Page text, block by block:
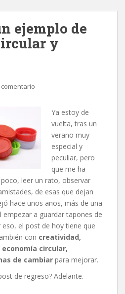
ejemplo de
y
Ya estoy de
vuelta, tras un
verano muy
especial y
peculiar, pero
que me ha
leer un rato, observar
de esas que dejan
hace unos años, más de una
a guardar tapones de
el post de hoy tiene que
con creatividad,
circular,
de cambiar para mejorar.
de regreso? Adelante.